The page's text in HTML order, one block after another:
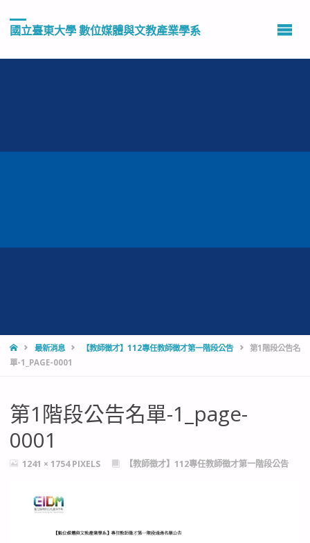
國立臺東大學 數位媒體與文教產業學系
HOME最新消息 【教師徵才】112專任教師徵才第一階段公告
第1階段公告名
單-1_PAGE-0001
第1階段公告名單-1_page-
0001
FULL1241 × 1754PIXELS 【教師徵才】112專任教師徵才第一階段公告